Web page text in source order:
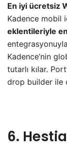
En iyi ücretsiz
Kadence mobil
eklentileriyle
Kadence’nin
tutarlı kılar.
drop builder ile
6.